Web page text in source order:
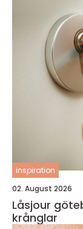
inspiration
02. August 2026
Låsjour göteborg trygg
krånglar